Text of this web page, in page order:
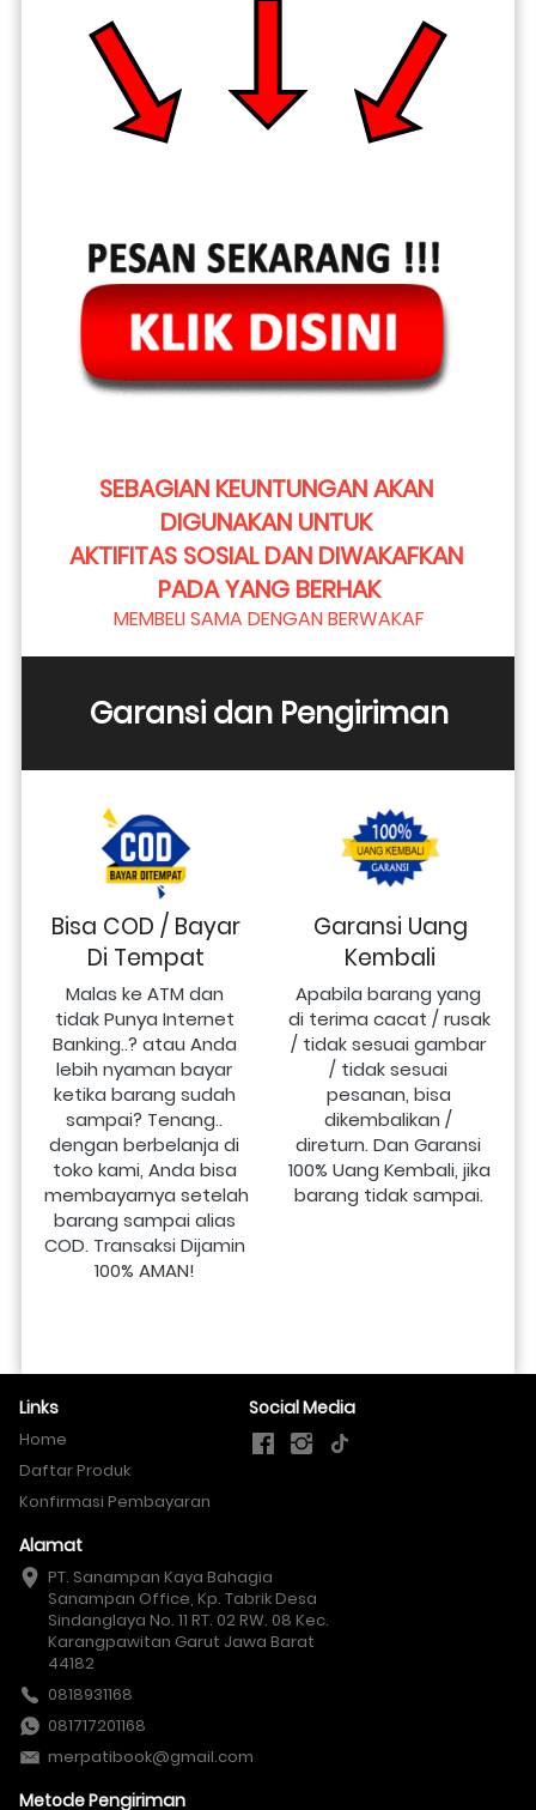
SEBAGIAN KEUNTUNGAN AKAN
DIGUNAKAN UNTUK
AKTIFITAS SOSIAL DAN DIWAKAFKAN
PADA YANG BERHAK
MEMBELI SAMA DENGAN BERWAKAF
Garansi dan Pengiriman
Bisa COD / Bayar
Di Tempat
Malas ke ATM dan
tidak Punya Internet
Banking..? atau Anda
lebih nyaman bayar
ketika barang sudah
sampai? Tenang..
dengan berbelanja di
toko kami, Anda bisa
membayarnya setelah
barang sampai alias
COD. Transaksi Dijamin
100% AMAN!
Garansi Uang
Kembali
Apabila barang yang
di terima cacat / rusak
/ tidak sesuai gambar
/ tidak sesuai
pesanan, bisa
dikembalikan /
direturn. Dan Garansi
100% Uang Kembali, jika
barang tidak sampai.
Links
Home
Daftar Produk
Konfirmasi Pembayaran
Social Media
Alamat
PT. Sanampan Kaya Bahagia
Sanampan Office, Kp. Tabrik Desa
Sindanglaya No. 11 RT. 02 RW. 08 Kec.
Karangpawitan Garut Jawa Barat
44182
0818931168
081717201168
merpatibook@gmail.com
Metode Pengiriman